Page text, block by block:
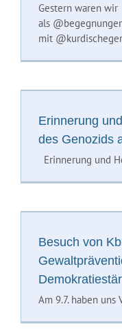
Gestern waren wir
als
mit
Erinnerung
des Genozids
Erinnerung und
Besuch von
Am 9.7. haben uns